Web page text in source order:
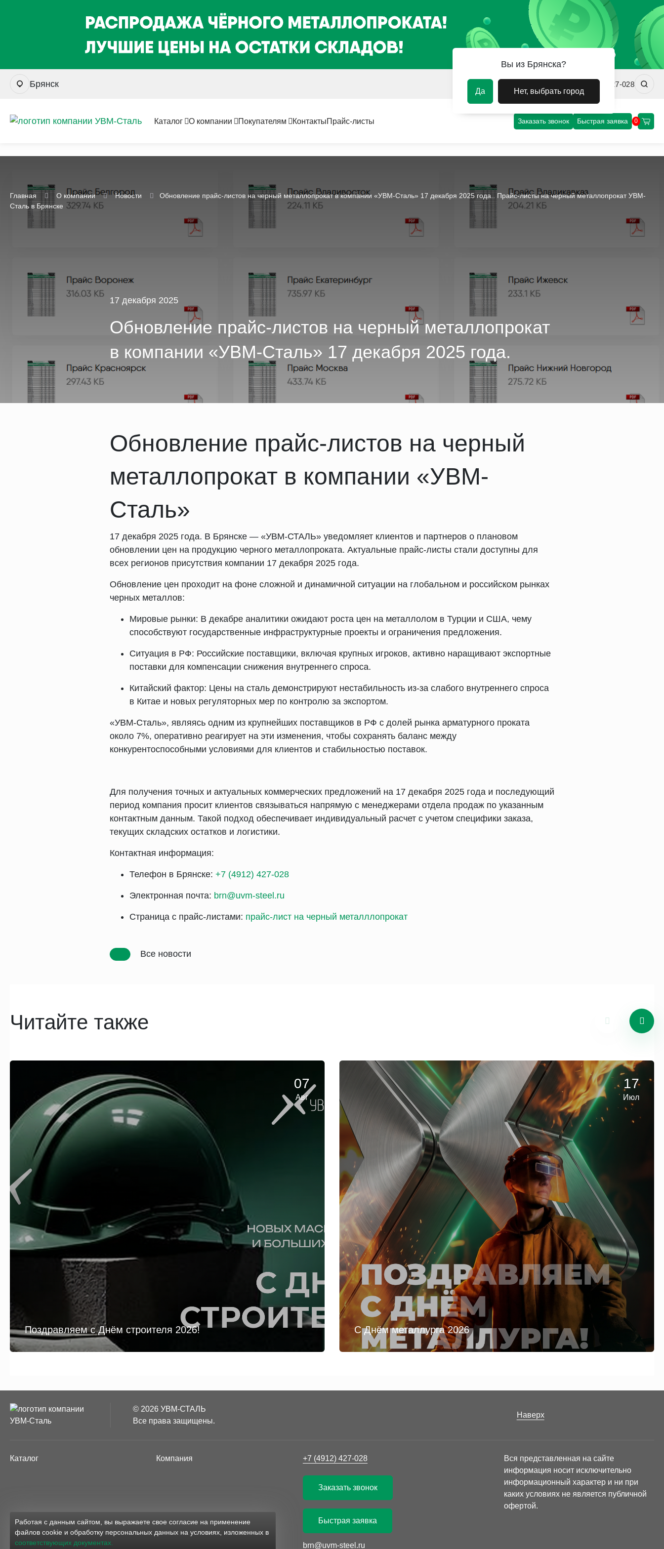
Брянск +7 (4912) 427-028
Каталог О компании Покупателям КонтактыПрайс-листы Заказать звонок Быстрая заявка 0
Главная О компании Новости
Обновление прайс-листов на черный металлопрокат в компании «УВМ-Сталь» 17 декабря 2025 года.. Прайс-листы на черный металлопрокат УВМ-
Сталь в Брянске
17 декабря 2025
Обновление прайс-листов на черный металлопрокат
в компании «УВМ-Сталь» 17 декабря 2025 года.
Обновление прайс-листов на черный
металлопрокат в компании «УВМ-
Сталь»
17 декабря 2025 года. В Брянске — «УВМ-СТАЛЬ» уведомляет клиентов и партнеров о плановом
обновлении цен на продукцию черного металлопроката. Актуальные прайс-листы стали доступны для
всех регионов присутствия компании 17 декабря 2025 года.
Обновление цен проходит на фоне сложной и динамичной ситуации на глобальном и российском рынках
черных металлов:
Мировые рынки: В декабре аналитики ожидают роста цен на металлолом в Турции и США, чему
способствуют государственные инфраструктурные проекты и ограничения предложения.
Ситуация в РФ: Российские поставщики, включая крупных игроков, активно наращивают экспортные
поставки для компенсации снижения внутреннего спроса.
Китайский фактор: Цены на сталь демонстрируют нестабильность из-за слабого внутреннего спроса
в Китае и новых регуляторных мер по контролю за экспортом.
«УВМ-Сталь», являясь одним из крупнейших поставщиков в РФ с долей рынка арматурного проката
около 7%, оперативно реагирует на эти изменения, чтобы сохранять баланс между
конкурентоспособными условиями для клиентов и стабильностью поставок.
Для получения точных и актуальных коммерческих предложений на 17 декабря 2025 года и последующий
период компания просит клиентов связываться напрямую с менеджерами отдела продаж по указанным
контактным данным. Такой подход обеспечивает индивидуальный расчет с учетом специфики заказа,
текущих складских остатков и логистики.
Контактная информация:
Телефон в Брянске: +7 (4912) 427-028
Электронная почта: brn@uvm-steel.ru
Страница с прайс-листами: прайс-лист на черный металллопрокат
Все новости
Читайте также
07
Авг
Поздравляем с Днём строителя 2026!
17
Июл
С Днём металлурга 2026
© 2026 УВМ-СТАЛЬ
Все права защищены.
Наверх
Каталог Компания +7 (4912) 427-028
Заказать звонок
Быстрая заявка
brn@uvm-steel.ru
Вся представленная на сайте
информация носит исключительно
информационный характер и ни при
каких условиях не является публичной
офертой.
Вы из Брянска?
Да Нет, выбрать город
Работая с данным сайтом, вы выражаете свое согласие на применение
файлов cookie и обработку персональных данных на условиях, изложенных в
соответствующих документах.